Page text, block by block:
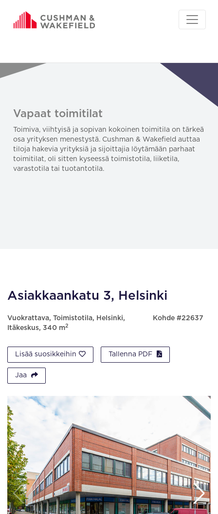
Vapaat toimitilat
Toimiva, viihtyisä ja sopivan kokoinen toimitila on tärkeä
osa yrityksen menestystä. Cushman & Wakefield auttaa
tiloja hakevia yrityksiä ja sijoittajia löytämään parhaat
toimitilat, oli sitten kyseessä toimistotila, liiketila,
varastotila tai tuotantotila.
Asiakkaankatu 3, Helsinki
Vuokrattava, Toimistotila, Helsinki,
Itäkeskus, 340 m2
Kohde #22637
Lisää suosikkeihin Tallenna PDF
Jaa